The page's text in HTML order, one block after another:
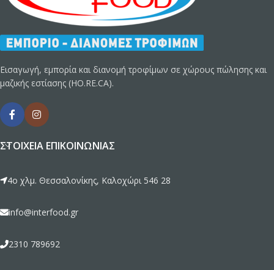
Εισαγωγή, εμπορία και διανομή τροφίμων σε χώρους πώλησης και
μαζικής εστίασης (HO.RE.CA).
ΣΤΟΙΧΕΊΑ ΕΠΙΚΟΙΝΩΝΊΑΣ
4ο χλμ. Θεσσαλονίκης, Καλοχώρι 546 28
info@interfood.gr
2310 789692